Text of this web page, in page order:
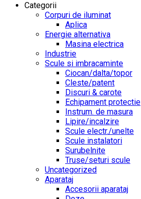
Categorii
Corpuri de iluminat
Aplica
Energie alternativa
Masina electrica
Industrie
Scule si imbracaminte
Ciocan/dalta/topor
Cleste/patent
Discuri & carote
Echipament protectie
Instrum. de masura
Lipire/incalzire
Scule electr./unelte
Scule instalatori
Surubelnite
Truse/seturi scule
Uncategorized
Aparataj
Accesorii aparataj